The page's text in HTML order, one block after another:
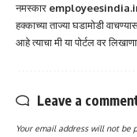
नमस्कार
हक्काच्या ताज्या घडामोडी
आहे त्याचा मी या पोर्टल वर
Leave a
Your email address will not be